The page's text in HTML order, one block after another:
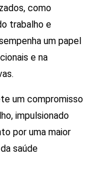
como
trabalho e
um papel
e na
um compromisso
impulsionado
por uma maior
saúde